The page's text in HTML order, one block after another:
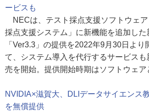
ービスも
NECは、テスト採点支援ソフトウェ
採点支援システム」に新機能を追加した
「Ver3.3」の提供を2022年9月30日よ
て、システム導入を代行するサービスも
売を開始。提供開始時期はソフトウェア
NVIDIA×滋賀大、DLIデータサイエンス
を無償提供